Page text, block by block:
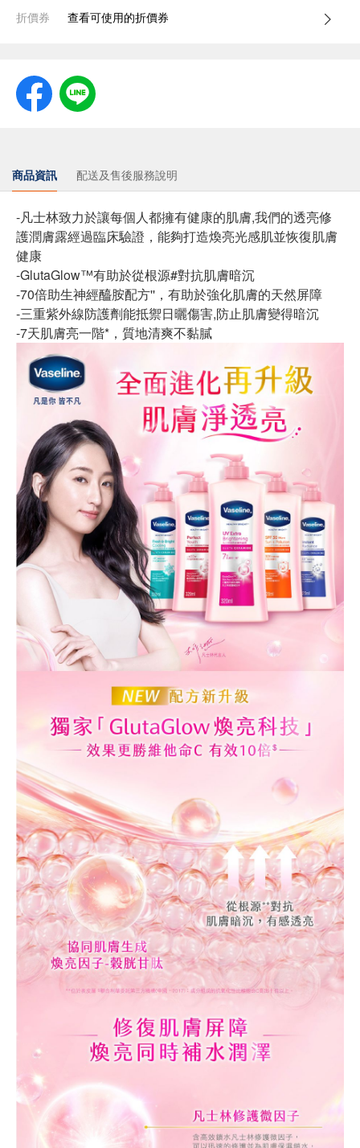
折價券 查看可使用的折價券
商品資訊 配送及售後服務說明
​-凡士林致力於讓每個人都擁有健康的肌膚,我們的透亮修
護潤膚露經過臨床驗證，能夠打造煥亮光感肌並恢復肌膚
健康
-GlutaGlow™有助於從根源#對抗肌膚暗沉
-70倍助生神經醯胺配方''，有助於強化肌膚的天然屏障
-三重紫外線防護劑能抵禦日曬傷害,防止肌膚變得暗沉
-7天肌膚亮一階*，質地清爽不黏膩